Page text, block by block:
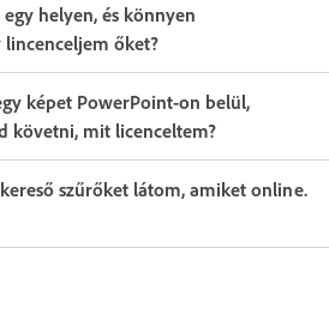
helyen, és könnyen
lincenceljem őket?
képet PowerPoint-on belül,
követni, mit licenceltem?
szűrőket látom, amiket online.